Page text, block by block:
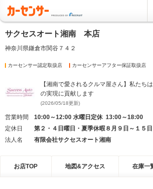
サクセスオート湘南 本店
神奈川県鎌倉市関谷７４２
カーセンサー認定取扱店 カーセンサーアフター保証取扱店
【湘南で愛されるクルマ屋さん】私たち
の実現に貢献します
(2026/05/18更新)
営業時間
10:00～12:00 水曜日定休 13:00～18:00
定休日
第２・４日曜日・夏季休暇８月９日～１５日
法人名
有限会社サクセスオート湘南
お店TOP 地図&アクセス 在庫一